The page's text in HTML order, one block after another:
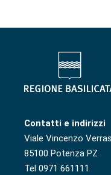
Contatti e indirizzi
Viale Vincenzo
85100 Potenza PZ
Tel 0971 661111